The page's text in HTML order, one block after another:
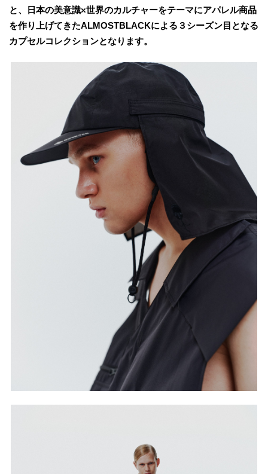
と、日本の美意識×世界のカルチャーをテーマにアパレル商品
を作り上げてきたALMOSTBLACKによる３シーズン目となる
カプセルコレクションとなります。